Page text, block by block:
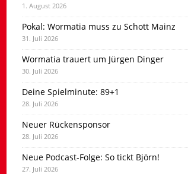
1. August 2026
Pokal: Wormatia muss zu Schott Mainz
31. Juli 2026
Wormatia trauert um Jürgen Dinger
30. Juli 2026
Deine Spielminute: 89+1
28. Juli 2026
Neuer Rückensponsor
28. Juli 2026
Neue Podcast-Folge: So tickt Björn!
27. Juli 2026